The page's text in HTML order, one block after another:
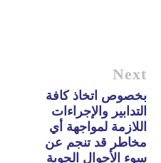
Next
بخصوص اتخاذ كافة
التدابير والإجراءات
اللازمة لمواجهة أي
مخاطر قد تنجم عن
سوء الأحوال الجوية